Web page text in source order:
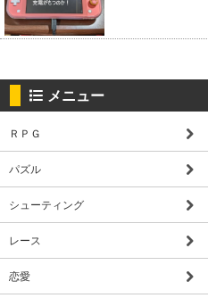
メニュー
ＲＰＧ
パズル
シューティング
レース
恋愛